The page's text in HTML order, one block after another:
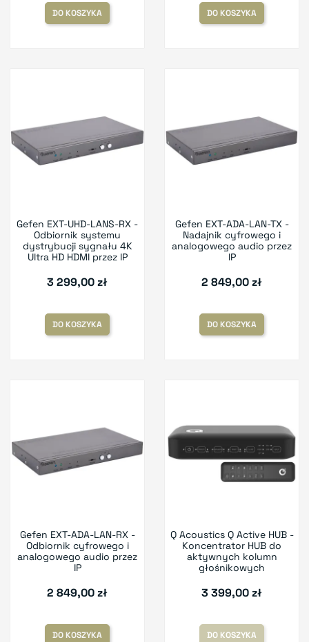
DO KOSZYKA DO KOSZYKA
Gefen EXT-UHD-LANS-RX -
Odbiornik systemu
dystrybucji sygnału 4K
Ultra HD HDMI przez IP
3 299,00 zł
DO KOSZYKA
Gefen EXT-ADA-LAN-TX -
Nadajnik cyfrowego i
analogowego audio przez
IP
2 849,00 zł
DO KOSZYKA
Gefen EXT-ADA-LAN-RX -
Odbiornik cyfrowego i
analogowego audio przez
IP
2 849,00 zł
DO KOSZYKA
Q Acoustics Q Active HUB -
Koncentrator HUB do
aktywnych kolumn
głośnikowych
3 399,00 zł
DO KOSZYKA